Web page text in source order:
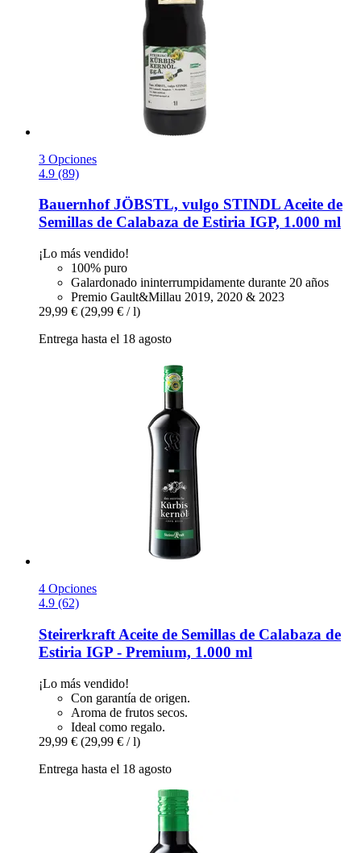
3 Opciones
4.9 (89)
Bauernhof JÖBSTL, vulgo STINDLAceite de
Semillas de Calabaza de Estiria IGP, 1.000 ml
¡Lo más vendido!
100% puro
Galardonado ininterrumpidamente durante 20 años
Premio Gault&Millau 2019, 2020 & 2023
29,99 € (29,99 € / l)
Entrega hasta el 18 agosto
4 Opciones
4.9 (62)
Steirerkraft Aceite de Semillas de Calabaza de
Estiria IGP -​ Premium, 1.000 ml
¡Lo más vendido!
Con garantía de origen.
Aroma de frutos secos.
Ideal como regalo.
29,99 € (29,99 € / l)
Entrega hasta el 18 agosto